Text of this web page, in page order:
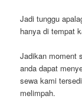
Jadi tunggu
hanya di tempat
Jadikan moment
anda dapat
sewa kami
melimpah.